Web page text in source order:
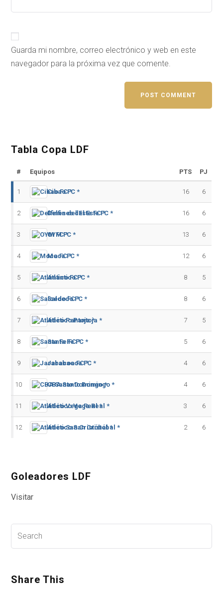
Guarda mi nombre, correo electrónico y web en este
navegador para la próxima vez que comente.
Tabla Copa LDF
# Equipos PTS PJ
1 Cibao FC * 16 6
2 Delfines del Este FC * 16 6
3 OYM FC * 13 6
4 Moca FC * 12 6
5 Atlántico FC * 8 5
6 Salcedo FC * 8 6
7 Atlético Pantoja * 7 5
8 Santa Fe FC * 5 6
9 Jarabacoa FC * 4 6
10 CBA Santo Domingo * 4 6
11 Atlético Vega Real * 3 6
12 Atlético San Cristóbal * 2 6
Goleadores LDF
Visitar
Share This